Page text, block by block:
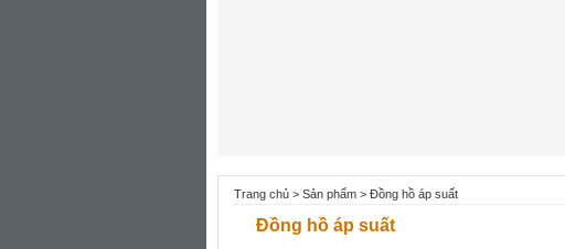
Trang chủ > Sản phẩm > Đồng hồ áp suất
Đồng hồ áp suất